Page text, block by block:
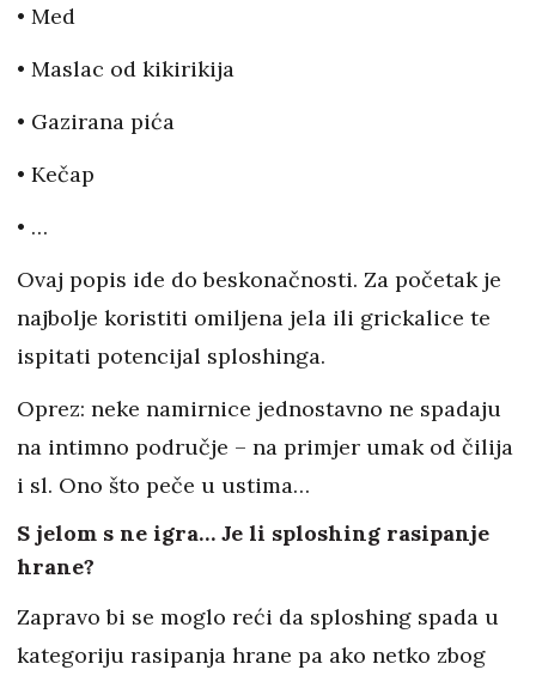
• Med
• Maslac od kikirikija
• Gazirana pića
• Kečap
• …
Ovaj popis ide do beskonačnosti. Za početak je
najbolje koristiti omiljena jela ili grickalice te
ispitati potencijal sploshinga.
Oprez: neke namirnice jednostavno ne spadaju
na intimno područje – na primjer umak od čilija
i sl. Ono što peče u ustima…
S jelom s ne igra… Je li sploshing rasipanje
hrane?
Zapravo bi se moglo reći da sploshing spada u
kategoriju rasipanja hrane pa ako netko zbog